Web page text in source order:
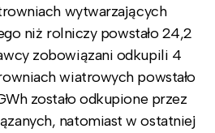
wytwarzających
niż rolniczy powstało 24,2
zobowiązani odkupili 4
wiatrowych powstało
zostało odkupione przez
natomiast w ostatniej